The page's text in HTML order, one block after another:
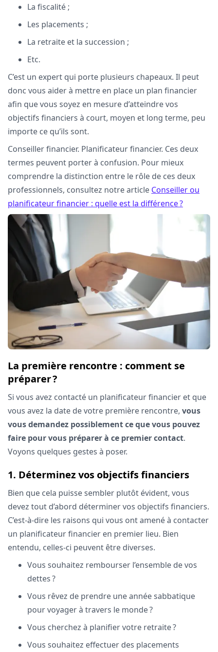
La fiscalité ;
Les placements ;
La retraite et la succession ;
Etc.
C’est un expert qui porte plusieurs chapeaux. Il peut
donc vous aider à mettre en place un plan financier
afin que vous soyez en mesure d’atteindre vos
objectifs financiers à court, moyen et long terme, peu
importe ce qu’ils sont.
Conseiller financier. Planificateur financier. Ces deux
termes peuvent porter à confusion. Pour mieux
comprendre la distinction entre le rôle de ces deux
professionnels, consultez notre article Conseiller ou
planificateur financier : quelle est la différence ?
La première rencontre : comment se
préparer ?
Si vous avez contacté un planificateur financier et que
vous avez la date de votre première rencontre, vous
vous demandez possiblement ce que vous pouvez
faire pour vous préparer à ce premier contact.
Voyons quelques gestes à poser.
1. Déterminez vos objectifs financiers
Bien que cela puisse sembler plutôt évident, vous
devez tout d’abord déterminer vos objectifs financiers.
C’est-à-dire les raisons qui vous ont amené à contacter
un planificateur financier en premier lieu. Bien
entendu, celles-ci peuvent être diverses.
Vous souhaitez rembourser l’ensemble de vos
dettes ?
Vous rêvez de prendre une année sabbatique
pour voyager à travers le monde ?
Vous cherchez à planifier votre retraite ?
Vous souhaitez effectuer des placements